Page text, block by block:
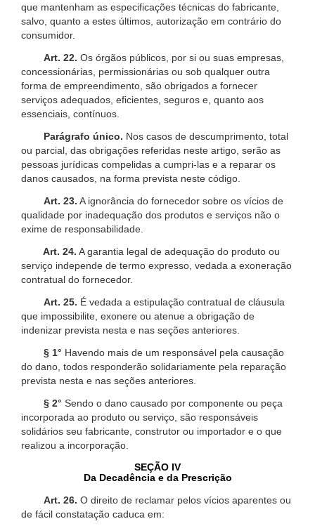
que mantenham as especificações técnicas do fabricante,
salvo, quanto a estes últimos, autorização em contrário do
consumidor.
Art. 22. Os órgãos públicos, por si ou suas empresas,
concessionárias, permissionárias ou sob qualquer outra
forma de empreendimento, são obrigados a fornecer
serviços adequados, eficientes, seguros e, quanto aos
essenciais, contínuos.
Parágrafo único. Nos casos de descumprimento, total
ou parcial, das obrigações referidas neste artigo, serão as
pessoas jurídicas compelidas a cumpri-las e a reparar os
danos causados, na forma prevista neste código.
Art. 23. A ignorância do fornecedor sobre os vícios de
qualidade por inadequação dos produtos e serviços não o
exime de responsabilidade.
Art. 24. A garantia legal de adequação do produto ou
serviço independe de termo expresso, vedada a exoneração
contratual do fornecedor.
Art. 25. É vedada a estipulação contratual de cláusula
que impossibilite, exonere ou atenue a obrigação de
indenizar prevista nesta e nas seções anteriores.
§ 1° Havendo mais de um responsável pela causação
do dano, todos responderão solidariamente pela reparação
prevista nesta e nas seções anteriores.
§ 2° Sendo o dano causado por componente ou peça
incorporada ao produto ou serviço, são responsáveis
solidários seu fabricante, construtor ou importador e o que
realizou a incorporação.
SEÇÃO IV
Da Decadência e da Prescrição
Art. 26. O direito de reclamar pelos vícios aparentes ou
de fácil constatação caduca em: